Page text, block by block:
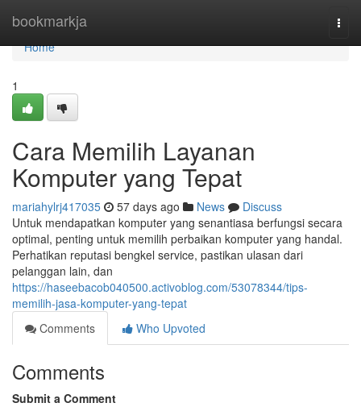
bookmarkja
Home
Home
1
Cara Memilih Layanan
Komputer yang Tepat
mariahylrj417035 57 days ago News
Discuss
Untuk mendapatkan komputer yang senantiasa berfungsi secara
optimal, penting untuk memilih perbaikan komputer yang handal.
Perhatikan reputasi bengkel service, pastikan ulasan dari
pelanggan lain, dan
https://haseebacob040500.activoblog.com/53078344/tips-
memilih-jasa-komputer-yang-tepat
Comments
Who Upvoted
Comments
Submit a Comment